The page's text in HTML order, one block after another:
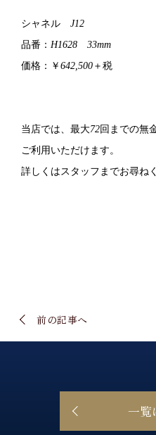
シャネル J12
品番： H1628
33mm
価格：￥ 642,500 ＋税
当店では、最大72回までの無
ご利用いただけます。
詳しくはスタッフまでお尋ね
前の記事へ
一覧